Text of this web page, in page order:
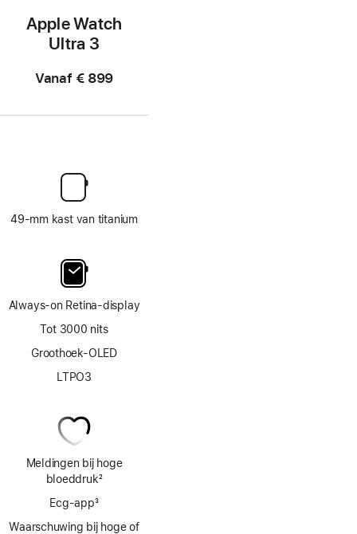
Apple Watch
Ultra 3
Vanaf € 899
49‑mm kast van titanium
Always‑on Retina‑display
Tot 3000 nits
Groothoek-OLED
LTPO3
Meldingen bij hoge
bloeddruk2
Ecg‑app3
Waarschuwing bij hoge of